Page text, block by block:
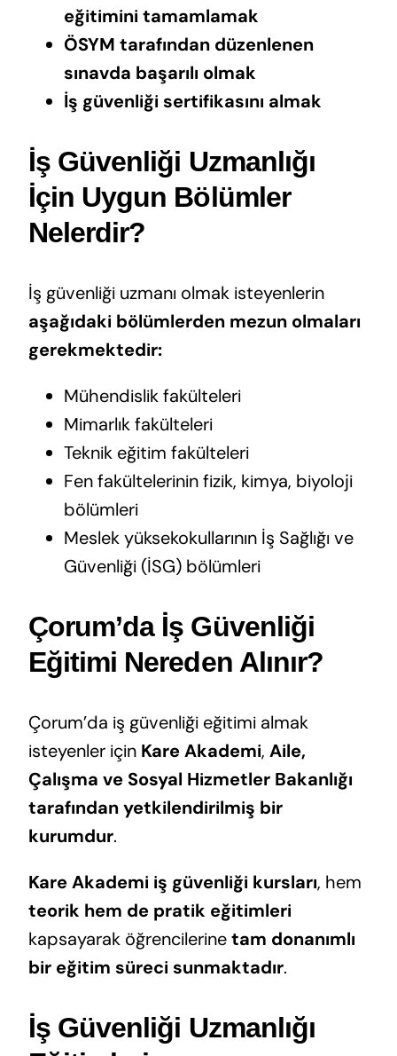
eğitimini tamamlamak
ÖSYM tarafından düzenlenen
sınavda başarılı olmak
İş güvenliği sertifikasını almak
İş Güvenliği Uzmanlığı
İçin Uygun Bölümler
Nelerdir?
İş güvenliği uzmanı olmak isteyenlerin
aşağıdaki bölümlerden mezun olmaları
gerekmektedir:
Mühendislik fakülteleri
Mimarlık fakülteleri
Teknik eğitim fakülteleri
Fen fakültelerinin fizik, kimya, biyoloji
bölümleri
Meslek yüksekokullarının İş Sağlığı ve
Güvenliği (İSG) bölümleri
Çorum’da İş Güvenliği
Eğitimi Nereden Alınır?
Çorum’da iş güvenliği eğitimi almak
isteyenler için Kare Akademi, Aile,
Çalışma ve Sosyal Hizmetler Bakanlığı
tarafından yetkilendirilmiş bir
kurumdur.
Kare Akademi iş güvenliği kursları, hem
teorik hem de pratik eğitimleri
kapsayarak öğrencilerinetam donanımlı
bir eğitim süreci sunmaktadır.
İş Güvenliği Uzmanlığı